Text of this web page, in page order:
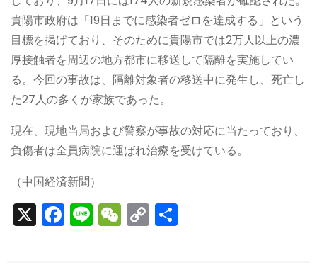
貴陽市政府は「19日までに感染者ゼロを達成する」という
目標を掲げており、そのために貴陽市では2万人以上の濃
厚接触者を周辺の地方都市に移送して隔離を実施してい
る。今回の事故は、隔離対象者の移送中に発生し、死亡し
た27人の多くが家族であった。
現在、現地当局および警察が事故の対応に当たっており、
負傷者は全員病院に運ばれ治療を受けている。
（中国経済新聞）
X F
a
Li
n
W
e
C
o